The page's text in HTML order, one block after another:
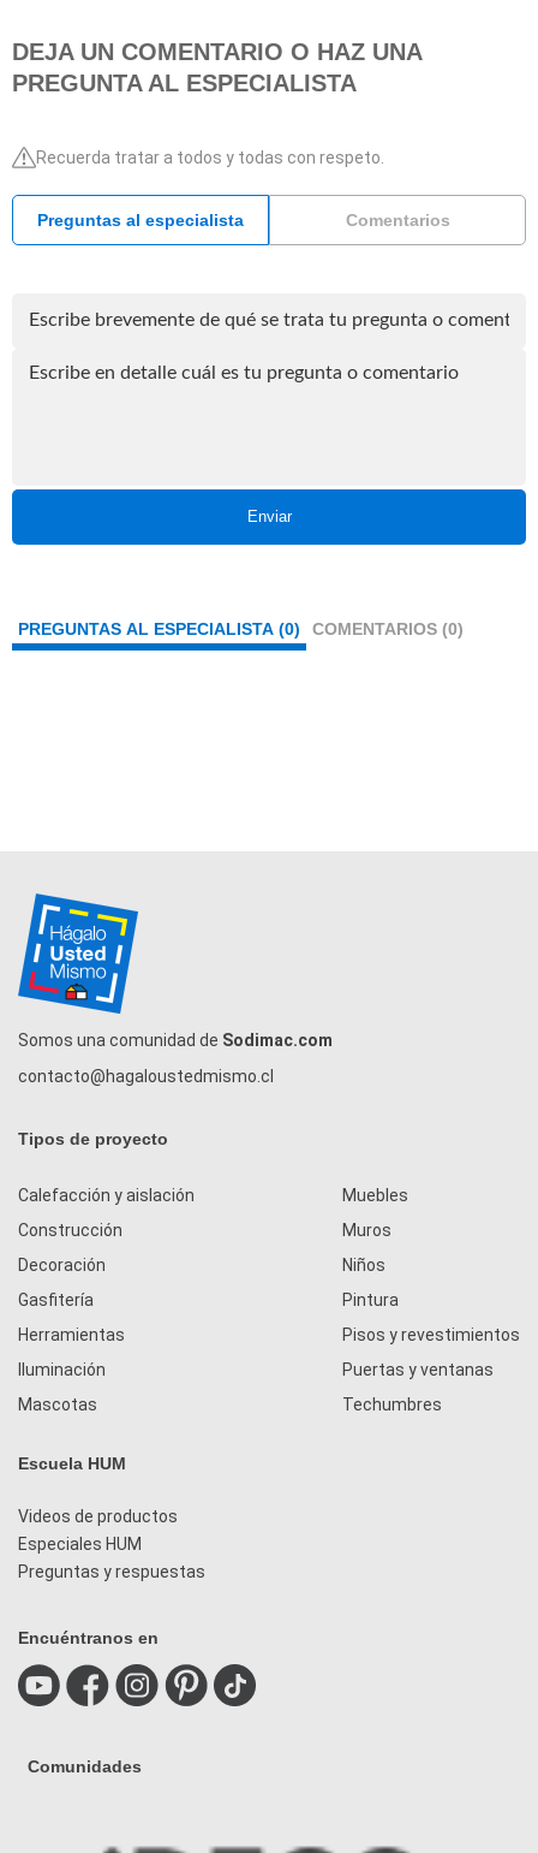
DEJA UN COMENTARIO O HAZ UNA
PREGUNTA AL ESPECIALISTA
Recuerda tratar a todos y todas con respeto.
Preguntas al especialista Comentarios
Enviar
PREGUNTAS AL ESPECIALISTA (0) COMENTARIOS (0)
Somos una comunidad de Sodimac.com
contacto@hagaloustedmismo.cl
Tipos de proyecto
Calefacción y aislación
Construcción
Decoración
Gasfitería
Herramientas
Iluminación
Mascotas
Muebles
Muros
Niños
Pintura
Pisos y revestimientos
Puertas y ventanas
Techumbres
Escuela HUM
Videos de productos
Especiales HUM
Preguntas y respuestas
Encuéntranos en
Comunidades